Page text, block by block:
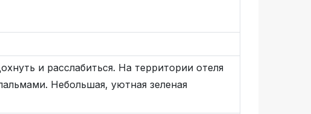
и расслабиться. На территории отеля
Небольшая, уютная зеленая